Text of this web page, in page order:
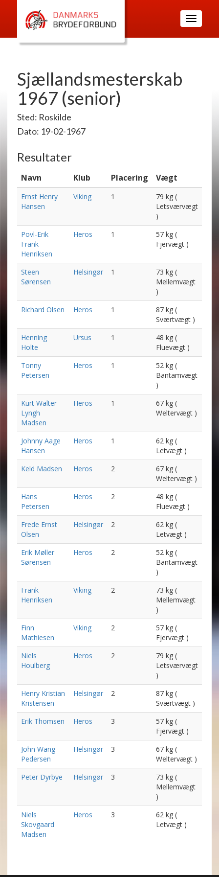
Toggle
navigation
Sjællandsmesterskab
1967 (senior)
Sted: Roskilde
Dato: 19-02-1967
Resultater
Navn Klub Placering Vægt
Ernst Henry
Hansen
Viking 1
79 kg (
Letsværvægt
)
Povl-Erik
Frank
Henriksen
Heros 1
57 kg (
Fjervægt )
Steen
Sørensen
Helsingør 1
73 kg (
Mellemvægt
)
Richard Olsen
Heros 1
87 kg (
Sværtvægt )
Henning
Holte
Ursus 1
48 kg (
Fluevægt )
Tonny
Petersen
Heros 1
52 kg (
Bantamvægt
)
Kurt Walter
Lyngh
Madsen
Heros 1
67 kg (
Weltervægt )
Johnny Aage
Hansen
Heros 1
62 kg (
Letvægt )
Keld Madsen
Heros 2
67 kg (
Weltervægt )
Hans
Petersen
Heros 2
48 kg (
Fluevægt )
Frede Ernst
Olsen
Helsingør 2
62 kg (
Letvægt )
Erik Møller
Sørensen
Heros 2
52 kg (
Bantamvægt
)
Frank
Henriksen
Viking 2
73 kg (
Mellemvægt
)
Finn
Mathiesen
Viking 2
57 kg (
Fjervægt )
Niels
Houlberg
Heros 2
79 kg (
Letsværvægt
)
Henry Kristian
Kristensen
Helsingør 2
87 kg (
Sværtvægt )
Erik Thomsen
Heros 3
57 kg (
Fjervægt )
John Wang
Pedersen
Helsingør 3
67 kg (
Weltervægt )
Peter Dyrbye
Helsingør 3
73 kg (
Mellemvægt
)
Niels
Skovgaard
Madsen
Heros 3
62 kg (
Letvægt )